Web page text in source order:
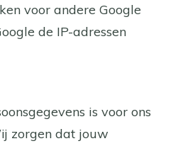
voor andere Google
de IP-adressen
is voor ons
zorgen dat jouw